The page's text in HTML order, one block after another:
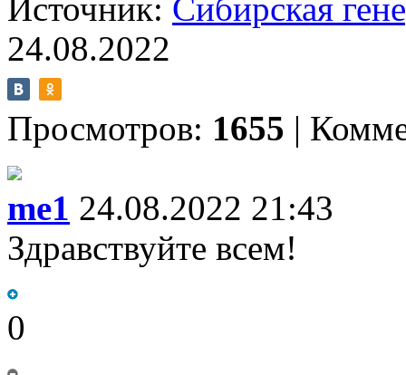
Источник: Сибирская
24.08.2022
Просмотров: 1655 |
me1 24.08.2022 21:43
Здравствуйте всем!
0